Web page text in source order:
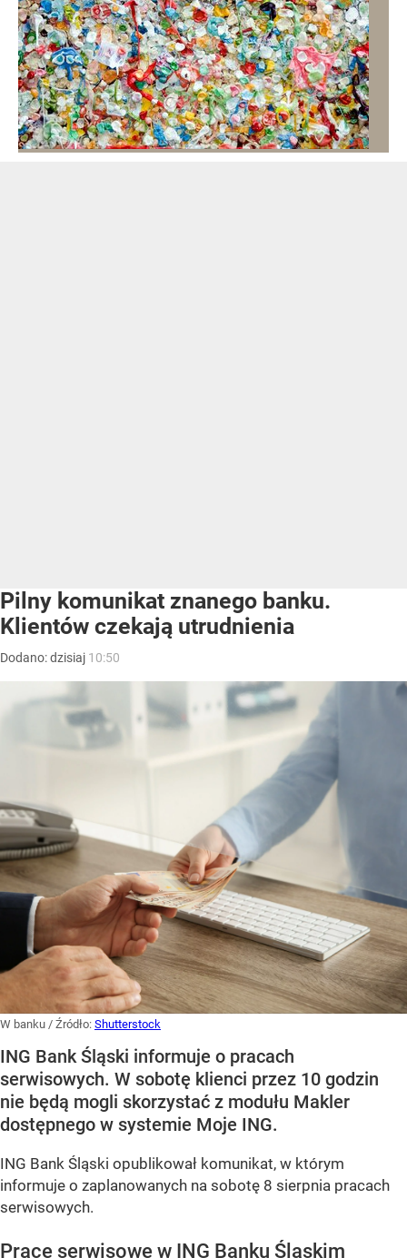
Pilny komunikat znanego banku.
Klientów czekają utrudnienia
Dodano:dzisiaj 10:50
W banku / Źródło: Shutterstock
ING Bank Śląski informuje o pracach
serwisowych. W sobotę klienci przez 10 godzin
nie będą mogli skorzystać z modułu Makler
dostępnego w systemie Moje ING.
ING Bank Śląski opublikował komunikat, w którym
informuje o zaplanowanych na sobotę 8 sierpnia pracach
serwisowych.
Prace serwisowe w ING Banku Śląskim